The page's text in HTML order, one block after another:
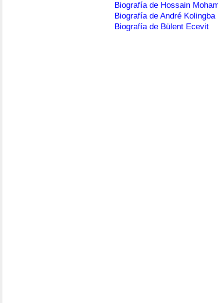
Biografía de Hossain
Biografía de André Kolingba
Biografía de Bülent Ecevit